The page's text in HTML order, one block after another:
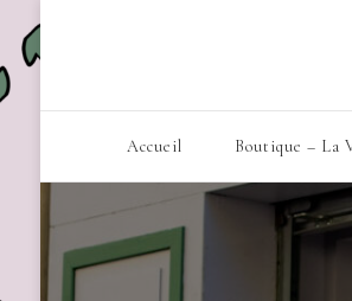
Accueil Boutique – La